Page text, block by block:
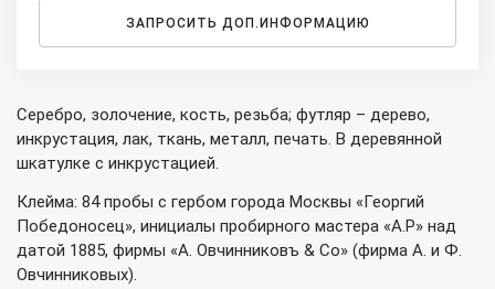
ЗАПРОСИТЬ ДОП.ИНФОРМАЦИЮ
Серебро, золочение, кость, резьба; футляр – дерево,
инкрустация, лак, ткань, металл, печать. В деревянной
шкатулке с инкрустацией.
Клейма: 84 пробы с гербом города Москвы «Георгий
Победоносец», инициалы пробирного мастера «А.Р» над
датой 1885, фирмы «А. Овчинниковъ & Co» (фирма А. и Ф.
Овчинниковых).